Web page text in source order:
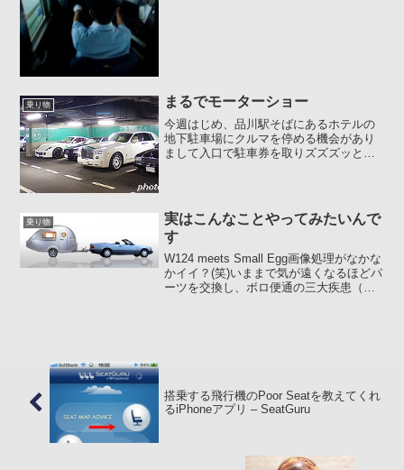
乗り物 まるでモーターショー
今週はじめ、品川駅そばにあるホテルの
地下駐車場にクルマを停める機会があり
まして入口で駐車券を取りズズズッと坂
なんだこの品揃...
乗り物
実はこんなことやってみたいんで
す
W124 meets Small Egg画像処理がなかな
かイイ？(笑)いままで気が遠くなるほどパ
ーツを交換し、ボロ便通の三大疾患（三
搭乗する飛行機のPoor Seatを教えてくれ
るiPhoneアプリ – SeatGuru